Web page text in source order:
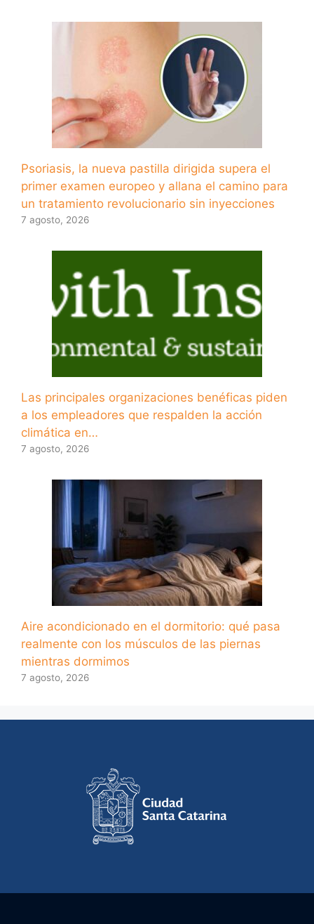
Psoriasis, la nueva pastilla dirigida supera el
primer examen europeo y allana el camino para
un tratamiento revolucionario sin inyecciones
7 agosto, 2026
Las principales organizaciones benéficas piden
a los empleadores que respalden la acción
climática en…
7 agosto, 2026
Aire acondicionado en el dormitorio: qué pasa
realmente con los músculos de las piernas
mientras dormimos
7 agosto, 2026